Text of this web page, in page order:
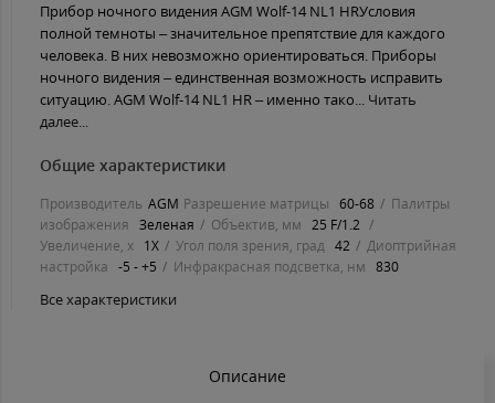
Прибор ночного видения AGM Wolf-14 NL1 HRУсловия
полной темноты – значительное препятствие для каждого
человека. В них невозможно ориентироваться. Приборы
ночного видения – единственная возможность исправить
ситуацию. AGM Wolf-14 NL1 HR – именно тако... Читать
далее...
Общие характеристики
Производитель AGM Разрешение матрицы 60-68
Палитры
изображения Зеленая Объектив, мм 25 F/1.2
Увеличение, х 1Х Угол поля зрения, град 42
Диоптрийная
настройка -5 - +5 Инфракрасная подсветка, нм 830
Все характеристики
Описание